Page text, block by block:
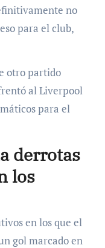
no
para el club,
otro partido
al Liverpool
para el
derrotas
los
en los que el
gol marcado en